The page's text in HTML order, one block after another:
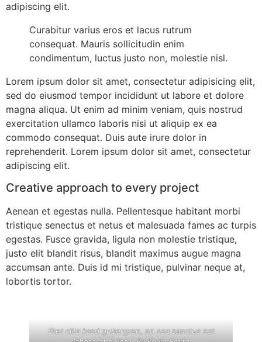
adipiscing elit.
Curabitur varius eros et lacus rutrum
consequat. Mauris sollicitudin enim
condimentum, luctus justo non, molestie nisl.
Lorem ipsum dolor sit amet, consectetur adipisicing elit,
sed do eiusmod tempor incididunt ut labore et dolore
magna aliqua. Ut enim ad minim veniam, quis nostrud
exercitation ullamco laboris nisi ut aliquip ex ea
commodo consequat. Duis aute irure dolor in
reprehenderit. Lorem ipsum dolor sit amet, consectetur
adipiscing elit.
Creative approach to every project
Aenean et egestas nulla. Pellentesque habitant morbi
tristique senectus et netus et malesuada fames ac turpis
egestas. Fusce gravida, ligula non molestie tristique,
justo elit blandit risus, blandit maximus augue magna
accumsan ante. Duis id mi tristique, pulvinar neque at,
lobortis tortor.
Stet clita kasd gubergren, no sea sanctus est